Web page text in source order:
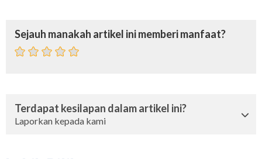
Sejauh manakah artikel ini memberi manfaat?
Terdapat kesilapan dalam artikel ini?
Laporkan kepada kami